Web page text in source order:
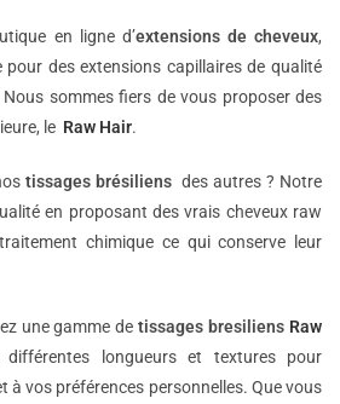
en ligne d’extensions decheveux,
pour des extensions capillaires de qualité
sommes fiers de vous proposer des
le Raw Hair.
tissages brésiliens des autres ? Notre
en proposant des vrais cheveux raw
chimique ce qui conserve leur
une gamme detissages bresiliens Raw
différentes longueurs et textures pour
à vos préférences personnelles. Que vous